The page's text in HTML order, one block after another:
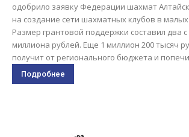
одобрило заявку Федерации шахмат
на создание сети шахматных клубов в
Размер грантовой поддержки составил два
миллиона рублей. Еще 1 миллион 200 тысяч
получит от регионального бюджета и
Подробнее